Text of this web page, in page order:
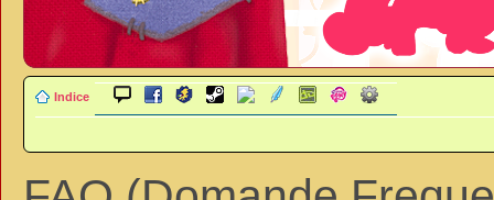
Indice